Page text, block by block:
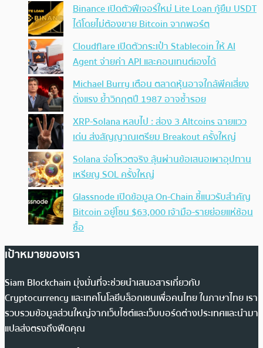
Binance เปิดตัวฟีเจอร์ใหม่ Lite Loan กู้ยืม USDT
ได้โดยไม่ต้องขาย Bitcoin จากพอร์ต
Cloudflare เปิดตัวกระเป๋า Stablecoin ให้ AI
Agent จ่ายค่า API และคอนเทนต์เองได้
Michael Burry เตือน ตลาดหุ้นอาจใกล้พีคเสี่ยง
ดิ่งแรง ย้ำวิกฤตปี 1987 อาจซ้ำรอย
XRP-Solana หลบไป : ส่อง 3 Altcoins ฉายแวว
เด่น ส่งสัญญาณเตรียม Breakout ครั้งใหญ่
Solana จ่อโหวตจริง ลุ้นผ่านข้อเสนอเผาอุปทาน
เหรียญ SOL ครั้งใหญ่
Glassnode เปิดข้อมูล On-Chain ชี้แนวรับสำคัญ
Bitcoin อยู่โซน $63,000 เจ้ามือ-รายย่อยแห่ช้อน
ซื้อ
เป้าหมายของเรา
Siam Blockchain มุ่งมั่นที่จะช่วยนำเสนอสารเกี่ยวกับ
Cryptocurrency และเทคโนโลยีบล็อกเชนเพื่อคนไทย ในภาษาไทย เรา
รวบรวมข้อมูลส่วนใหญ่จากเว็บไซต์และเว็บบอร์ดต่างประเทศและนำมา
แปลส่งตรงถึงฟีดคุณ